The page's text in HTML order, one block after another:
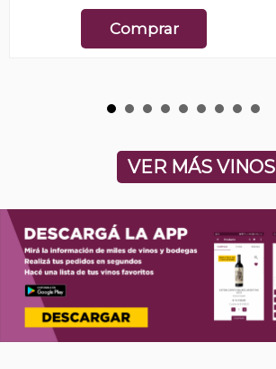
Comprar
VER MÁS VINOS